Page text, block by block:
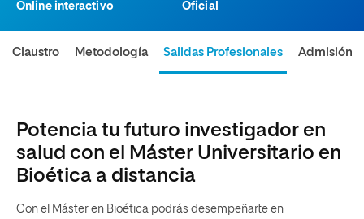
Online interactivo
Oficial
Claustro Metodología Salidas Profesionales Admisión
Potencia tu futuro investigador en
salud con el Máster Universitario en
Bioética a distancia
Con el Máster en Bioética podrás desempeñarte en